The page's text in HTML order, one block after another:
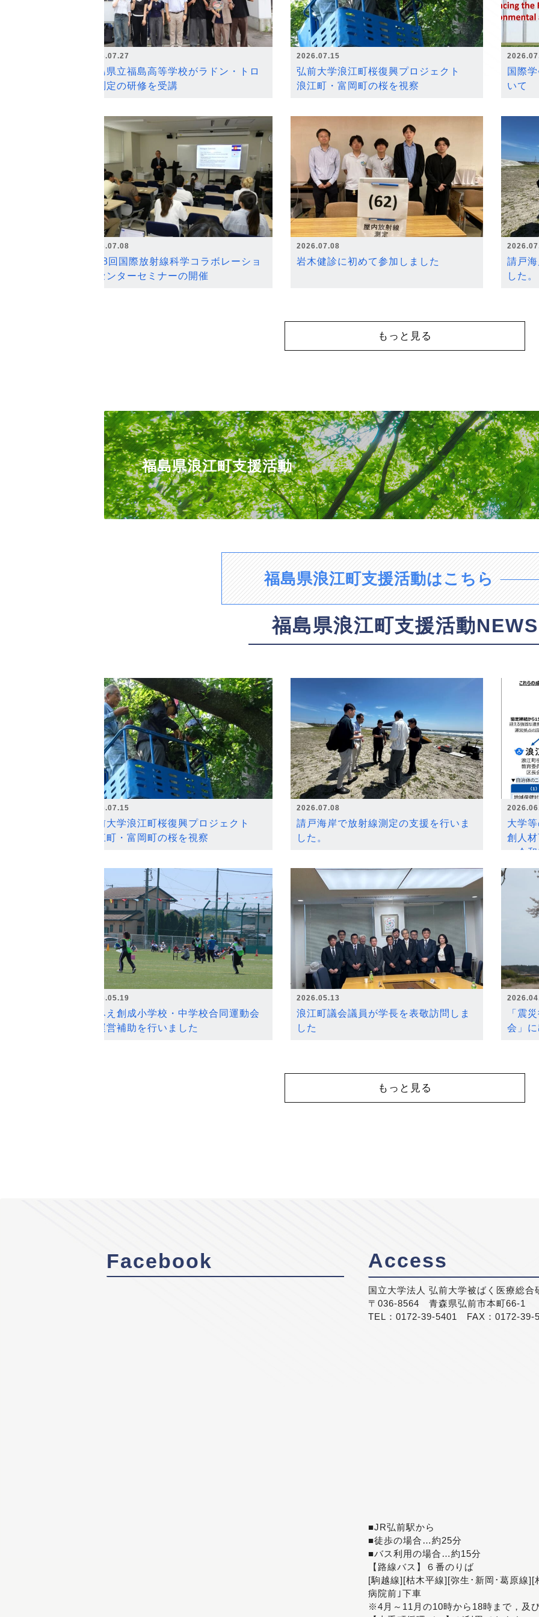
2026.07.27
福島県立福島高等学校がラドン・トロ
ン測定の研修を受講
2026.07.15
弘前大学浪江町桜復興プロジェクト
浪江町・富岡町の桜を視察
国際
いて
2026.07.08
第18回国際放射線科学コラボレーショ
ンセンターセミナーの開催
2026.07.08
岩木健診に初めて参加しました
請戸
した。
もっと見る
福島県浪江町支援活動
福島県浪江町支援活動はこちら
福島県浪江町支援活動NEWS
2026.07.15
弘前大学浪江町桜復興プロジェクト
浪江町・富岡町の桜を視察
2026.07.08
請戸海岸で放射線測定の支援を行いま
した。
大学
創人
～令
2026.05.19
なみえ創成小学校・中学校合同運動会
の運営補助を行いました
2026.05.13
浪江町議会議員が学長を表敬訪問しま
した
「震
会」
もっと見る
Facebook Access
国立大学法人 弘前大学被ばく医療総合
〒036-8564 青森県弘前市本町66-1
TEL：0172-39-5401 FAX：0172-39-
■JR弘前駅から
■徒歩の場合…約25分
■バス利用の場合…約15分
【路線バス】６番のりば
[駒越線][枯木平線][弥生･新岡･葛原線
病院前｣下車
※4月～11月の10時から18時まで，及